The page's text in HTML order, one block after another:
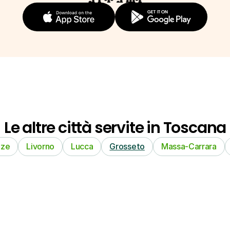
Le altre città servite in Toscana
Livorno Lucca Grosseto Massa-Carrara